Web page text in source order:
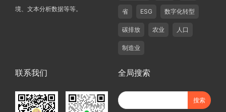
境、文本分析数据等等。
省 ESG 数字化转型
碳排放 农业 人口
制造业
联系我们 全局搜索